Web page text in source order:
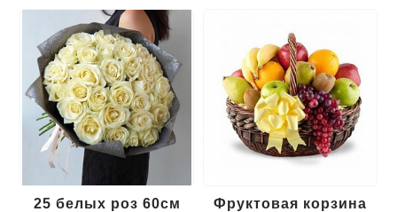
25 белых роз 60см
Фруктовая корзина